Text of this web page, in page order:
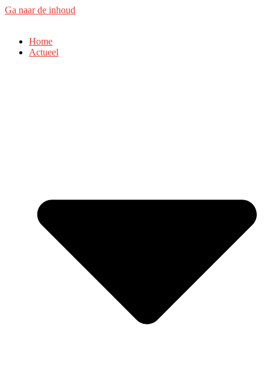
Ga naar de inhoud
Home
Actueel